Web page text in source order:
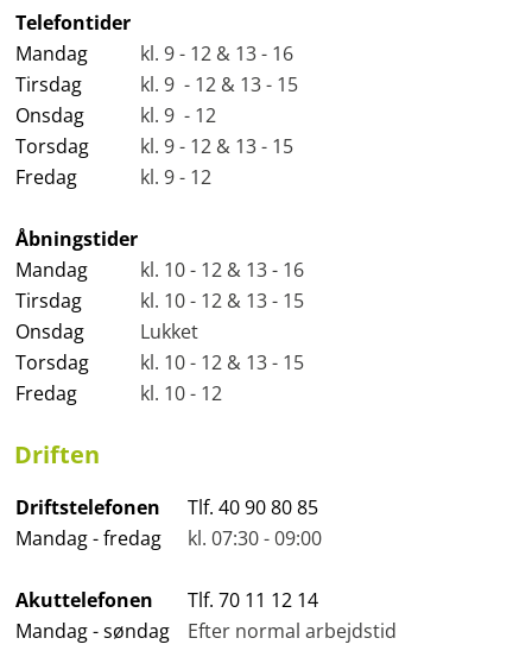
Telefontider
Mandag
kl. 9 - 12 & 13 - 16
Tirsdag
kl. 9 - 12 & 13 - 15
Onsdag
kl. 9 - 12
Torsdag
kl. 9 - 12 & 13 - 15
Fredag
kl. 9 - 12
Åbningstider
Mandag
kl. 10 - 12 & 13 - 16
Tirsdag
kl. 10 - 12 & 13 - 15
Onsdag
Lukket
Torsdag
kl. 10 - 12 & 13 - 15
Fredag
kl. 10 - 12
Driften
Driftstelefonen
Tlf. 40 90 80 85
Mandag - fredag
kl. 07:30 - 09:00
Akuttelefonen
Tlf. 70 11 12 14
Mandag - søndag
Efter normal arbejdstid